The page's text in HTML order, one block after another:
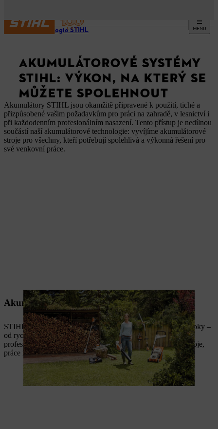
MENU
Technologie STIHL
AKUMULÁTOROVÉ SYSTÉMY
STIHL: VÝKON, NA KTERÝ SE
MŮŽETE SPOLEHNOUT
Akumulátory STIHL jsou okamžitě připravené k použití, tiché a
přizpůsobené vašim požadavkům pro práci na zahradě, v lesnictví i
při každodenním profesionálním nasazení. Tento přístup je nedílnou
součástí naší akumulátorové technologie: vyvíjíme akumulátorové
stroje pro všechny, kteří potřebují spolehlivá a výkonná řešení pro
své venkovní práce.
Akumulátorová řešení pro každé použití
STIHL nabízí akumulátorové systémy navržené pro různé nároky –
od rychlé údržby až po energeticky náročný pracovní den
profesionálů. Díky tomu získáte výkon přesně podle svého stroje,
práce i individuálních požadavků.